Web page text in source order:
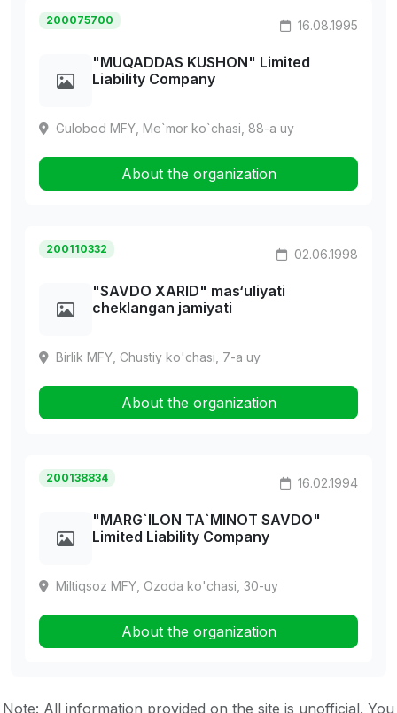
200075700 16.08.1995
"MUQADDAS KUSHON" Limited
Liability Company
Gulobod MFY, Me`mor ko`chasi, 88-a uy
About the organization
200110332 02.06.1998
"SAVDO XARID" mas‘uliyati
cheklangan jamiyati
Birlik MFY, Chustiy ko'chasi, 7-a uy
About the organization
200138834 16.02.1994
"MARG`ILON TA`MINOT SAVDO"
Limited Liability Company
Miltiqsoz MFY, Ozoda ko'chasi, 30-uy
About the organization
Note: All information provided on the site is unofficial. You